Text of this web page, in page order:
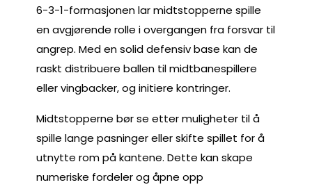
6-3-1-formasjonen lar midtstopperne spille
en avgjørende rolle i overgangen fra forsvar til
angrep. Med en solid defensiv base kan de
raskt distribuere ballen til midtbanespillere
eller vingbacker, og initiere kontringer.
Midtstopperne bør se etter muligheter til å
spille lange pasninger eller skifte spillet for å
utnytte rom på kantene. Dette kan skape
numeriske fordeler og åpne opp